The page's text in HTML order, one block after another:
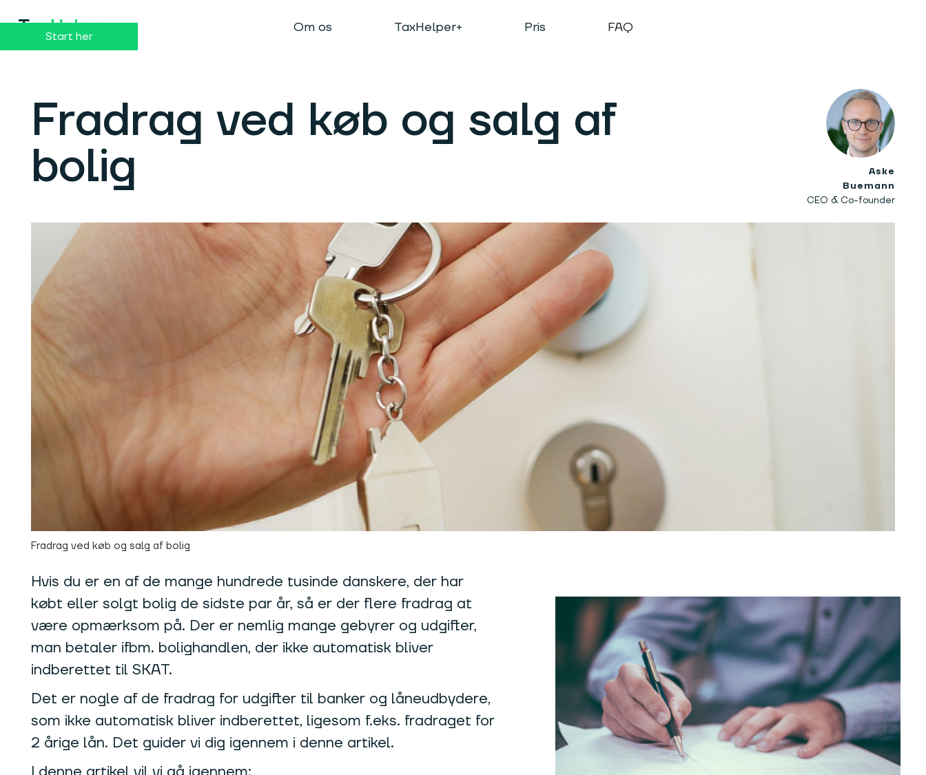
Start her
Om os TaxHelper+ Pris FAQ
Fradrag ved køb og salg af
bolig
Aske
Buemann
CEO & Co-founder
Fradrag ved køb og salg af bolig
Hvis du er en af de mange hundrede tusinde danskere, der har
købt eller solgt bolig de sidste par år, så er der flere fradrag at
være opmærksom på. Der er nemlig mange gebyrer og udgifter,
man betaler ifbm. bolighandlen, der ikke automatisk bliver
indberettet til SKAT.
Det er nogle af de fradrag for udgifter til banker og låneudbydere,
som ikke automatisk bliver indberettet, ligesom f.eks. fradraget for
2 årige lån. Det guider vi dig igennem i denne artikel.